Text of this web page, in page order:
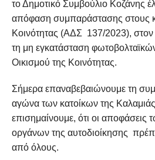
το Δημοτικό Συμβούλιο Κοζάνης
απόφαση συμπαράστασης στους
Κοινότητας (ΑΔΣ 137/2023),
τη μη εγκατάσταση
Οικισμού της Κοινότητας.
Σήμερα επαναβεβαιώνουμε τη
αγώνα των κατοίκων της
επισημαίνουμε, ότι οι αποφάσεις
οργάνων της αυτοδιοίκησης
από όλους.